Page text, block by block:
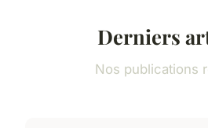
Derniers
Nos publications